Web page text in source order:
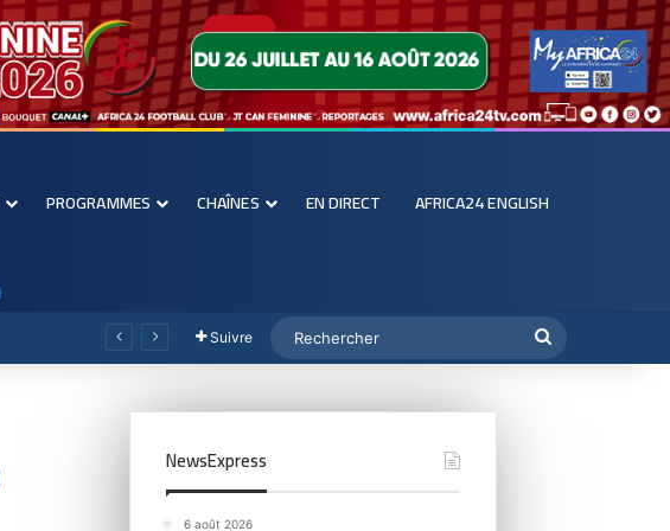
PROGRAMMES CHAÎNES EN DIRECT AFRICA24 ENGLISH
Suivre
NewsExpress
6 août 2026